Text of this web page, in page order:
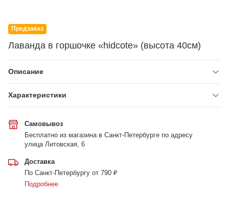
Предзаказ
Лаванда в горшочке «hidcote» (высота 40см)
Описание
Характеристики
Самовывоз
Бесплатно из магазина в Санкт-Петербурге по адресу
улица Литовская, 6
Доставка
По Санкт-Петербургу от 790 ₽
Подробнее